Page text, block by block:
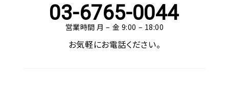
03-6765-0044
営業時間 月 – 金 9:00 – 18:00
お気軽にお電話ください。